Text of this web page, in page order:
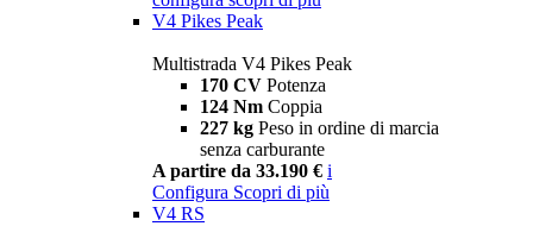
V4 Pikes Peak
Multistrada V4 Pikes Peak
170 CV Potenza
124 Nm Coppia
227 kg Peso in ordine di marcia
senza carburante
A partire da 33.190 € i
Configura Scopri di più
V4 RS